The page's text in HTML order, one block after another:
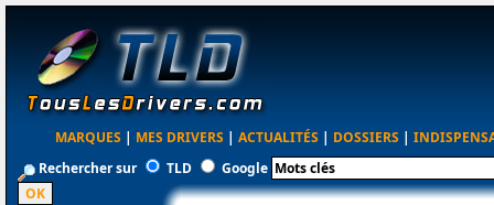
MARQUES | MES DRIVERS | ACTUALITÉS | DOSSIERS |
Rechercher sur
TLD Google